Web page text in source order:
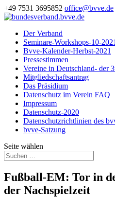
+49 7531 3695852 office@bvve.de
Der Verband
Seminare-Workshops-10-2021
Bvve-Kalender-Herbst-2021
Pressestimmen
Vereine in Deutschland- der
Mitgliedschaftsantrag
Das Präsidium
Datenschutz im Verein FAQ
Impressum
Datenschutz-2020
Datenschutzrichtlinien des
bvve-Satzung
Seite wählen
Fußball-EM: Tor in
der Nachspielzeit